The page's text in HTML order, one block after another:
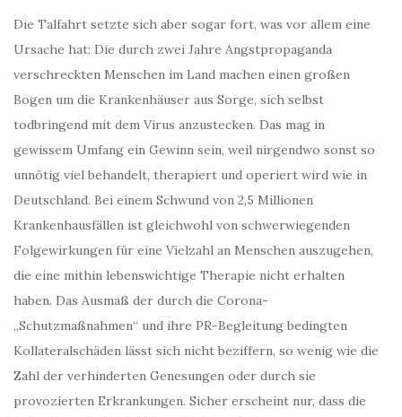
Die Talfahrt setzte sich aber sogar fort, was vor allem eine
Ursache hat: Die durch zwei Jahre Angstpropaganda
verschreckten Menschen im Land machen einen großen
Bogen um die Krankenhäuser aus Sorge, sich selbst
todbringend mit dem Virus anzustecken. Das mag in
gewissem Umfang ein Gewinn sein, weil nirgendwo sonst so
unnötig viel behandelt, therapiert und operiert wird wie in
Deutschland. Bei einem Schwund von 2,5 Millionen
Krankenhausfällen ist gleichwohl von schwerwiegenden
Folgewirkungen für eine Vielzahl an Menschen auszugehen,
die eine mithin lebenswichtige Therapie nicht erhalten
haben. Das Ausmaß der durch die Corona-
„Schutzmaßnahmen“ und ihre PR-Begleitung bedingten
Kollateralschäden lässt sich nicht beziffern, so wenig wie die
Zahl der verhinderten Genesungen oder durch sie
provozierten Erkrankungen. Sicher erscheint nur, dass die